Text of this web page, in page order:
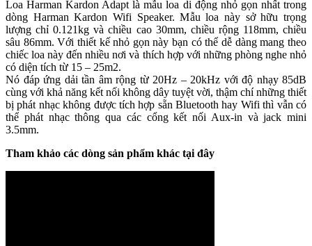
Loa Harman Kardon Adapt là mẫu loa di động nhỏ gọn nhất trong
dòng Harman Kardon Wifi Speaker. Mẫu loa này sở hữu trọng
lượng chỉ 0.121kg và chiều cao 30mm, chiều rộng 118mm, chiều
sâu 86mm. Với thiết kế nhỏ gọn này bạn có thể dễ dàng mang theo
chiếc loa này đến nhiều nơi và thích hợp với những phòng nghe nhỏ
có diện tích từ 15 – 25m2.
Nó đáp ứng dải tần âm rộng từ 20Hz – 20kHz với độ nhạy 85dB
cùng với khả năng kết nối không dây tuyệt vời, thậm chí những thiết
bị phát nhạc không được tích hợp sẵn Bluetooth hay Wifi thì vẫn có
thể phát nhạc thông qua các cổng kết nối Aux-in và jack mini
3.5mm.
Tham khảo các dòng sản phẩm khác tại đây